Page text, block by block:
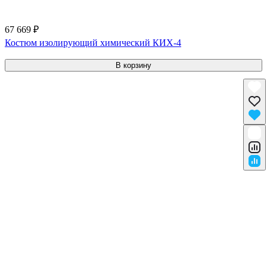
67 669 ₽
Костюм изолирующий химический КИХ-4
В корзину